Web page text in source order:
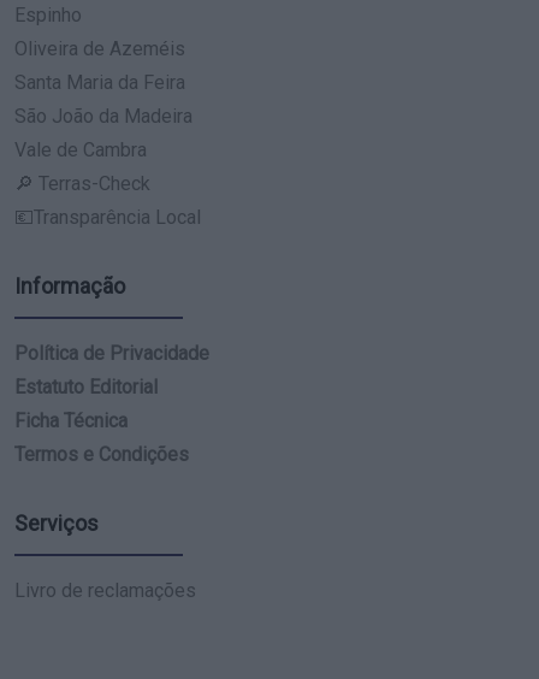
Espinho
Oliveira de Azeméis
Santa Maria da Feira
São João da Madeira
Vale de Cambra
🔎 Terras-Check
💶Transparência Local
Informação
Política de Privacidade
Estatuto Editorial
Ficha Técnica
Termos e Condições
Serviços
Livro de reclamações